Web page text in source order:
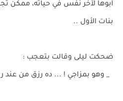
أبوها لآخر نفس في حياته، ممكن
بنات الأول ..
ضحكت ليلى وقالت بتعجب :
_ وهو بمزاجي ! ... ده رزق من عند